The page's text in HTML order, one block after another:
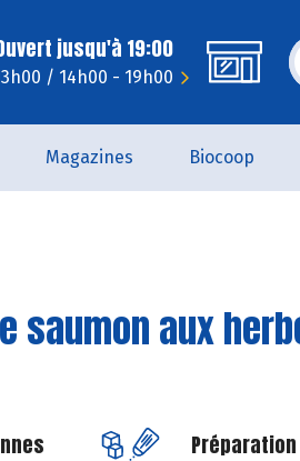
jusqu'à 19:00
/ 14h00 - 19h00
Magazines Biocoop
saumon aux
Préparation